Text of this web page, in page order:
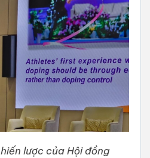
lược của Hội đồng